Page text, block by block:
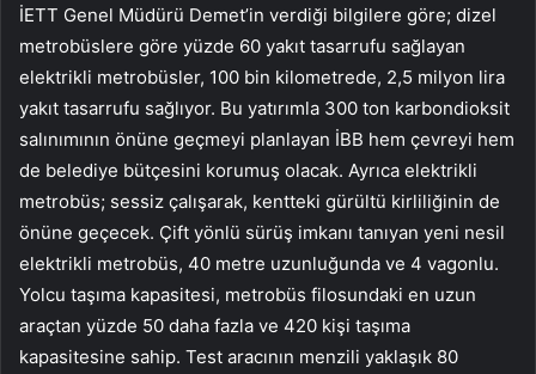
İETT Genel Müdürü Demet’in verdiği bilgilere göre; dizel
metrobüslere göre yüzde 60 yakıt tasarrufu sağlayan
elektrikli metrobüsler, 100 bin kilometrede, 2,5 milyon lira
yakıt tasarrufu sağlıyor. Bu yatırımla 300 ton karbondioksit
salınımının önüne geçmeyi planlayan İBB hem çevreyi hem
de belediye bütçesini korumuş olacak. Ayrıca elektrikli
metrobüs; sessiz çalışarak, kentteki gürültü kirliliğinin de
önüne geçecek. Çift yönlü sürüş imkanı tanıyan yeni nesil
elektrikli metrobüs, 40 metre uzunluğunda ve 4 vagonlu.
Yolcu taşıma kapasitesi, metrobüs filosundaki en uzun
araçtan yüzde 50 daha fazla ve 420 kişi taşıma
kapasitesine sahip. Test aracının menzili yaklaşık 80